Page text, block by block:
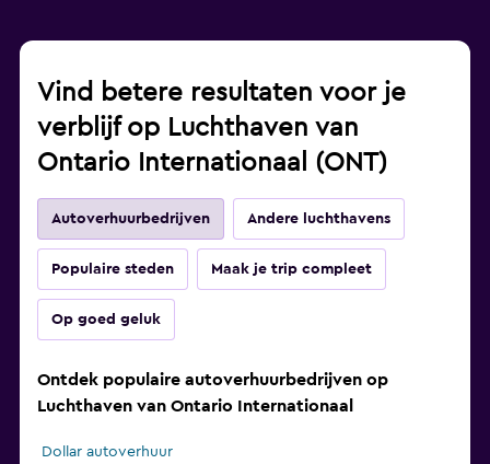
Vind betere resultaten voor je
verblijf op Luchthaven van
Ontario Internationaal (ONT)
Autoverhuurbedrijven Andere luchthavens
Populaire steden Maak je trip compleet
Op goed geluk
Ontdek populaire autoverhuurbedrijven op
Luchthaven van Ontario Internationaal
Dollar autoverhuur